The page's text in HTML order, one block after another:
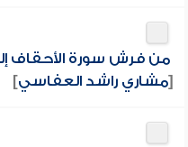
من فرش سورة الأحقاف
[مشاري راشد العفاسي]